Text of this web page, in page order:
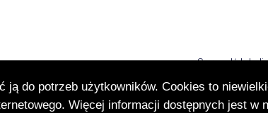
do potrzeb użytkowników. Cookies to
Więcej informacji dostępnych jest w
Sprawdź
się
w
nowej